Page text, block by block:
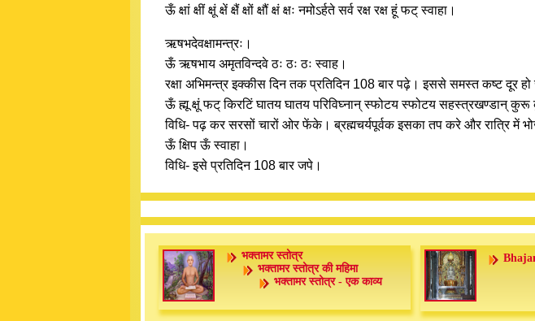
ऊँ क्षां क्षीं क्षूं क्षें क्षैं क्षों क्षौं क्षं क्षः नमोऽर्हते सर्व रक्ष रक्ष हूं फट् स्वाहा।
ऋषभदेवक्षामन्त्रः।
ऊँ ऋषभाय अमृतविन्दवे ठः ठः ठः स्वाह।
रक्षा अभिमन्त्र इक्कीस दिन तक प्रतिदिन 108 बार पढ़े। इससे समस्त कष्ट दूर हो
ऊँ ह्मू क्षूं फट् किरटिं घातय घातय परिविघ्नान् स्फोटय स्फोटय सहस्त्रखण्डान् कुरू कुरू
विधि- पढ़ कर सरसों चारों ओर फेंके। ब्रह्मचर्यपूर्वक इसका तप करे और रात्रि में
ऊँ क्षिप ऊँ स्वाहा।
विधि- इसे प्रतिदिन 108 बार जपे।
भक्तामर स्तोत्र
भक्तामर स्तोत्र की महिमा
भक्तामर स्तोत्र - एक काव्य